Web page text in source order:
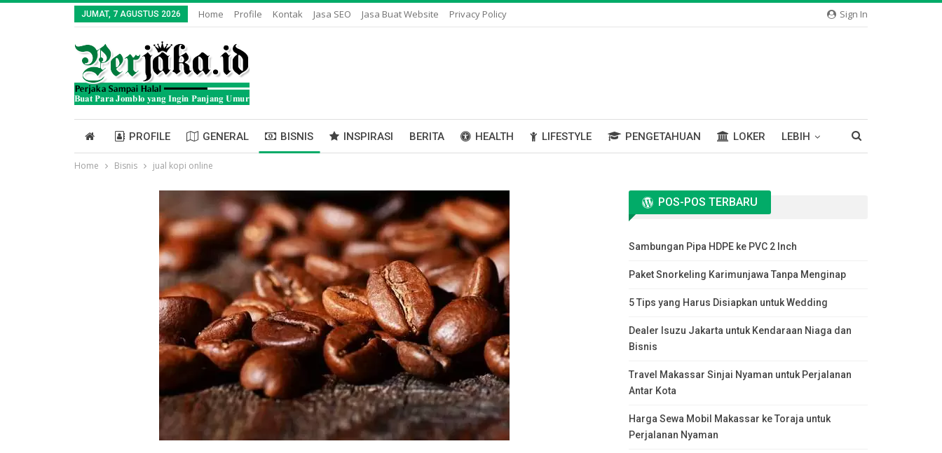
Sign In
JUMAT, 7 AGUSTUS 2026 Home Profile Kontak Jasa SEO Jasa Buat Website Privacy Policy
PROFILE GENERAL BISNIS INSPIRASI BERITA HEALTH LIFESTYLE PENGETAHUAN LOKER LEBIH
Home Bisnis jual kopi online
POS-POS TERBARU
Sambungan Pipa HDPE ke PVC 2 Inch
Paket Snorkeling Karimunjawa Tanpa Menginap
5 Tips yang Harus Disiapkan untuk Wedding
Dealer Isuzu Jakarta untuk Kendaraan Niaga dan
Bisnis
Travel Makassar Sinjai Nyaman untuk Perjalanan
Antar Kota
Harga Sewa Mobil Makassar ke Toraja untuk
Perjalanan Nyaman